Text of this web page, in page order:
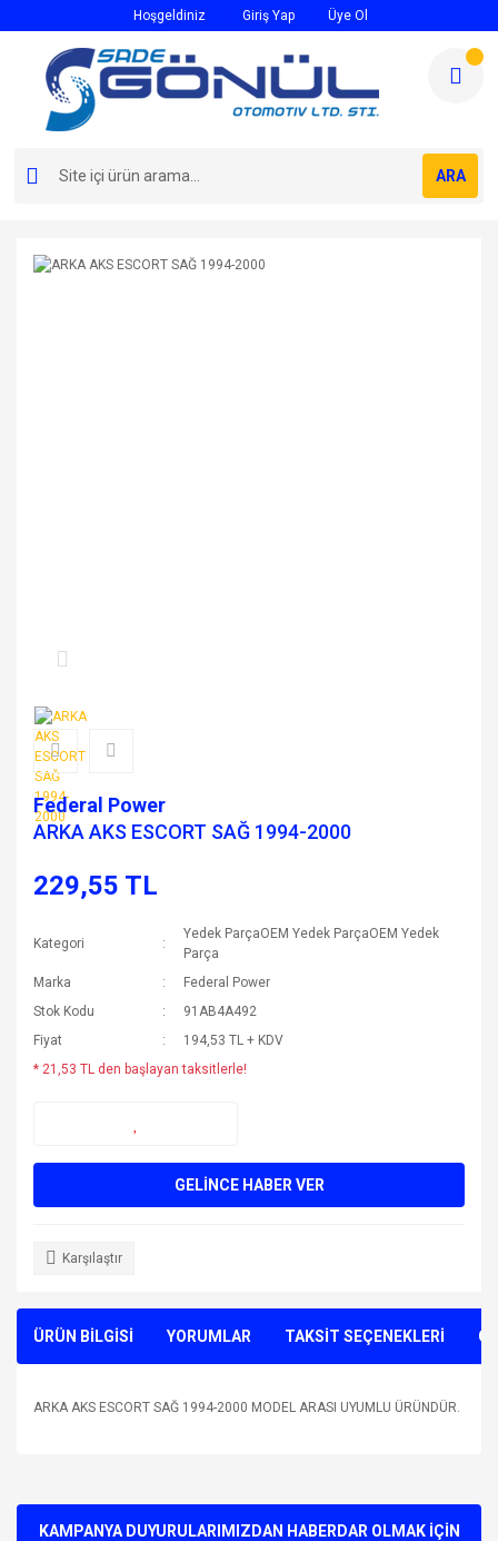
Hoşgeldiniz Giriş Yap Üye Ol
ARA
Federal Power
ARKA AKS ESCORT SAĞ 1994-2000
229,55 TL
Kategori
Yedek ParçaOEM Yedek ParçaOEM Yedek
Parça
Marka
Federal Power
Stok Kodu
91AB4A492
Fiyat
194,53 TL + KDV
* 21,53 TL den başlayan taksitlerle!
GELİNCE HABER VER
Karşılaştır
ÜRÜN BİLGİSİ YORUMLAR TAKSİT SEÇENEKLERİ
ARKA AKS ESCORT SAĞ 1994-2000 MODEL ARASI UYUMLU ÜRÜNDÜR.
kullanarak tarafımıza iletebilirsiniz.
Görüş ve önerileriniz için teşekkür ederiz.
KAMPANYA DUYURULARIMIZDAN HABERDAR OLMAK İÇİN